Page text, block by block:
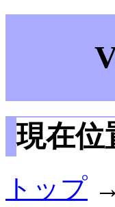
現在位
トップ →